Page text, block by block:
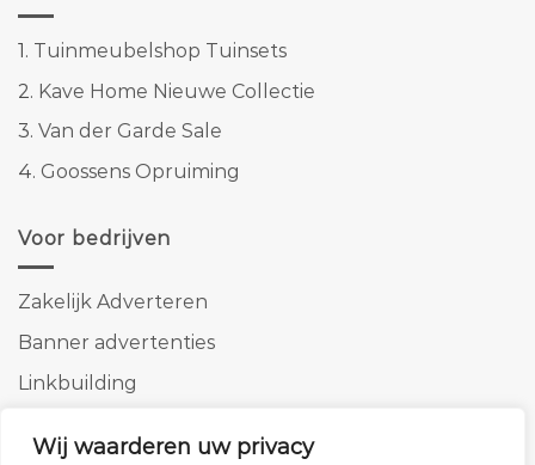
Wij waarderen uw privacy
1. Tuinmeubelshop Tuinsets
2. Kave Home Nieuwe Collectie
3. Van der Garde Sale
4. Goossens Opruiming
Voor bedrijven
Zakelijk Adverteren
Banner advertenties
Linkbuilding